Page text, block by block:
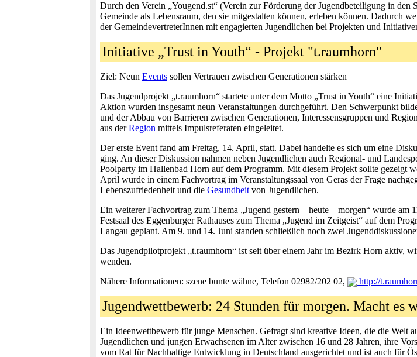
Durch den Verein „Yougend.st“ (Verein zur Förderung der Jugendbeteiligung in
Gemeinde als Lebensraum, den sie mitgestalten können, erleben können. Dadurch
der GemeindevertreterInnen mit engagierten Jugendlichen bei Projekten und
Initiative „Trust in Youth“ - Projekt "t.raumhorn"
Ziel: Neun Events sollen Vertrauen zwischen Generationen stärken
Das Jugendprojekt „t.raumhorn“ startete unter dem Motto „Trust in Youth“ eine
Aktion wurden insgesamt neun Veranstaltungen durchgeführt. Den Schwerpunkt
und der Abbau von Barrieren zwischen Generationen, Interessensgruppen und
aus derRegion mittels Impulsreferaten eingeleitet.
Der erste Event fand am Freitag, 14. April, statt. Dabei handelte es sich um eine
ging. An dieser Diskussion nahmen neben Jugendlichen auch Regional- und
Poolparty im Hallenbad Horn auf dem Programm. Mit diesem Projekt sollte gezeigt
April wurde in einem Fachvortrag im Veranstaltungssaal von Geras der Frage
Lebenszufriedenheit und die Gesundheit von Jugendlichen.
Ein weiterer Fachvortrag zum Thema „Jugend gestern – heute – morgen“ wurde
Festsaal des Eggenburger Rathauses zum Thema „Jugend im Zeitgeist“ auf dem
Langau geplant. Am 9. und 14. Juni standen schließlich noch zwei
Das Jugendpilotprojekt „t.raumhorn“ ist seit über einem Jahr im Bezirk Horn aktiv,
wenden.
Nähere Informationen: szene bunte wähne, Telefon 02982/202 02,
http://
Jugendwettbewerb: 24 Stunden für morgen. Macht es
Ein Ideenwettbewerb für junge Menschen. Gefragt sind kreative Ideen, die die
Jugendlichen und jungen Erwachsenen im Alter zwischen 16 und 28 Jahren, ihre
vom Rat für Nachhaltige Entwicklung in Deutschland ausgerichtet und ist auch für